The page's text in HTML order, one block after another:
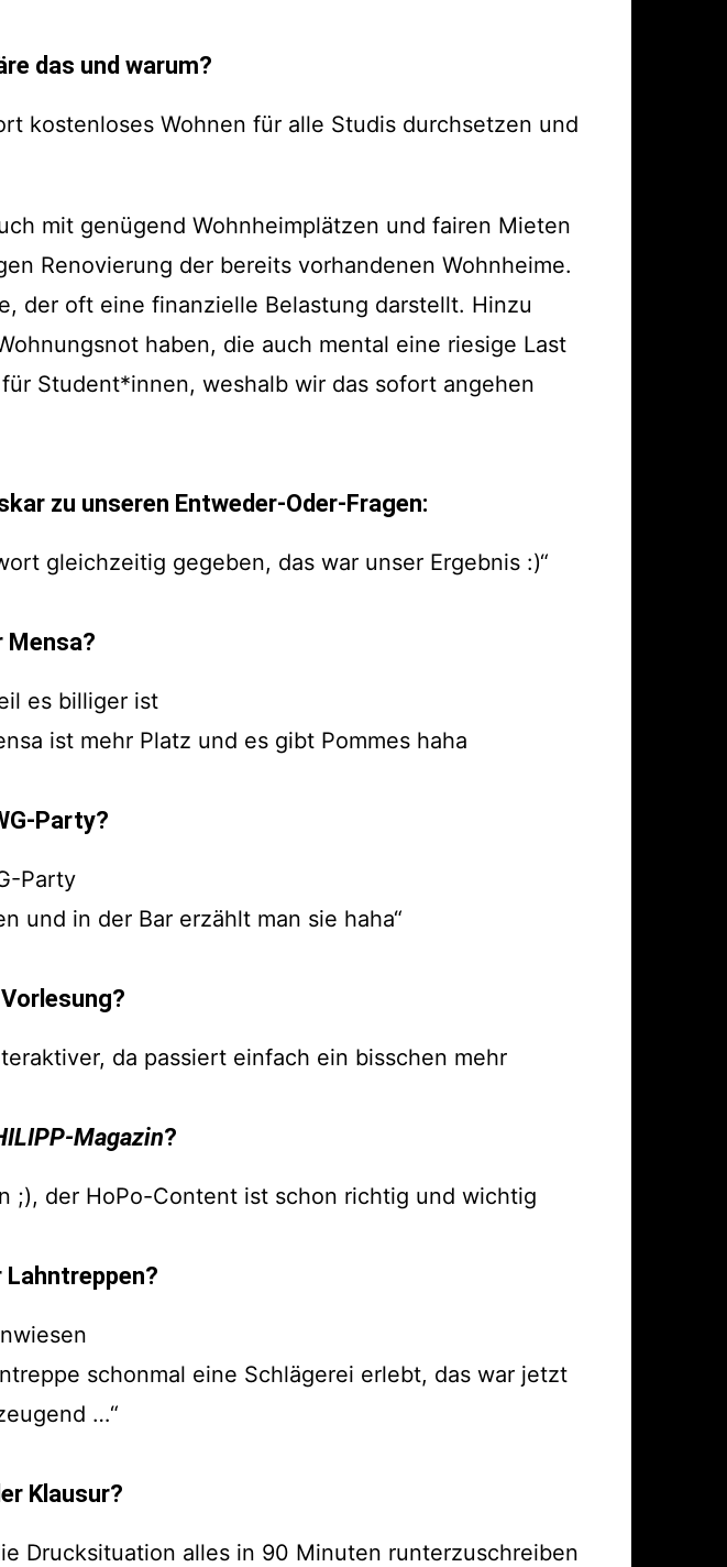
das und warum?
kostenloses Wohnen für alle Studis durchsetzen und
mit genügend Wohnheimplätzen und fairen Mieten
Renovierung der bereits vorhandenen Wohnheime.
der oft eine finanzielle Belastung darstellt. Hinzu
haben, die auch mental eine riesige Last
Student*innen, weshalb wir das sofort angehen
zu unseren Entweder-Oder-Fragen:
gleichzeitig gegeben, das war unser Ergebnis :)“
Mensa?
es billiger ist
ist mehr Platz und es gibt Pommes haha
Party?
Party
und in der Bar erzählt man sie haha“
da passiert einfach ein bisschen mehr
Magazin?
;), der HoPo-Content ist schon richtig und wichtig
Lahntreppen?
schonmal eine Schlägerei erlebt, das war jetzt
…“
Klausur?
Drucksituation alles in 90 Minuten runterzuschreiben